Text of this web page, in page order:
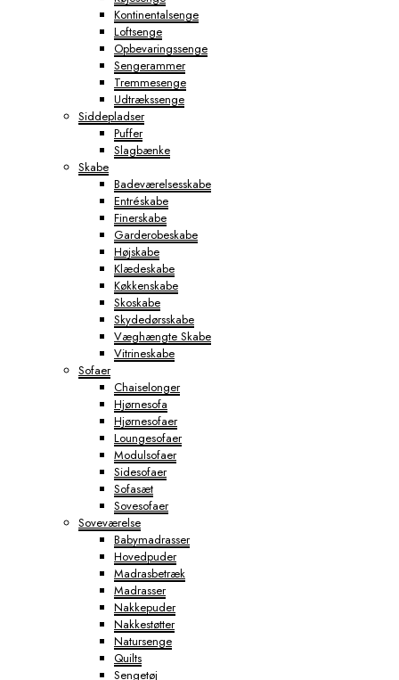
Kontinentalsenge
Loftsenge
Opbevaringssenge
Sengerammer
Tremmesenge
Udtrækssenge
Siddepladser
Puffer
Slagbænke
Skabe
Badeværelsesskabe
Entréskabe
Finerskabe
Garderobeskabe
Højskabe
Klædeskabe
Køkkenskabe
Skoskabe
Skydedørsskabe
Væghængte Skabe
Vitrineskabe
Sofaer
Chaiselonger
Hjørnesofa
Hjørnesofaer
Loungesofaer
Modulsofaer
Sidesofaer
Sofasæt
Sovesofaer
Soveværelse
Babymadrasser
Hovedpuder
Madrasbetræk
Madrasser
Nakkepuder
Nakkestøtter
Natursenge
Quilts
Sengetøj